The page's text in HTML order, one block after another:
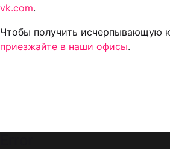
vk.com.
Чтобы получить исчерпывающую
приезжайте в наши офисы.